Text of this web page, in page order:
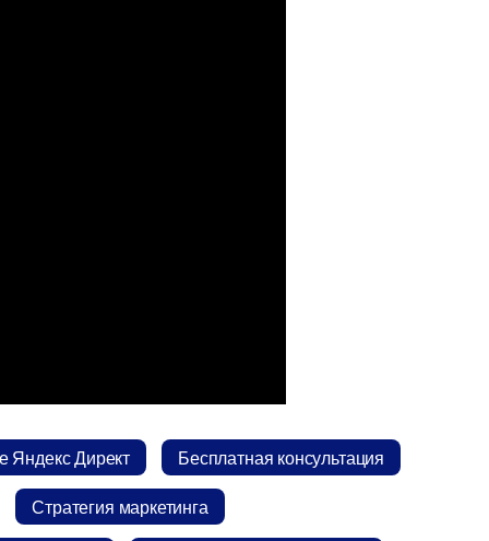
Директ
Бесплатная консультация
Стратегия маркетинга